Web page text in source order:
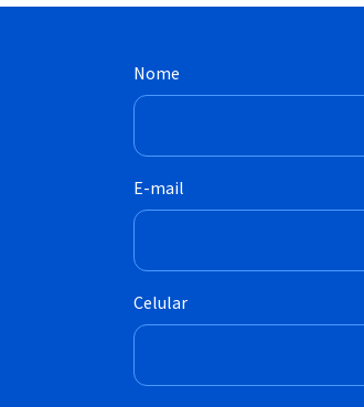
Nome
E-mail
Celular